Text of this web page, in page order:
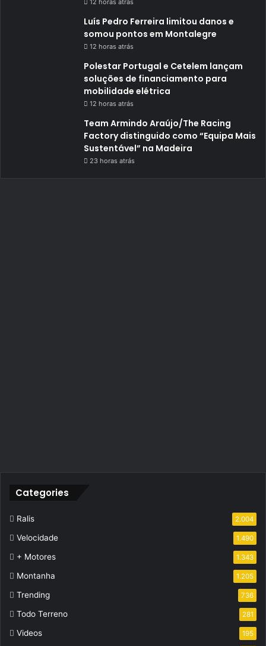
Luís Pedro Ferreira limitou danos e
somou pontos em Montalegre
12 horas atrás
Polestar Portugal e Cetelem lançam
soluções de financiamento para
mobilidade elétrica
12 horas atrás
Team Armindo Araújo/The Racing
Factory distinguido como “Equipa Mais
Sustentável” na Madeira
23 horas atrás
Categories
Ralis 2.004
Velocidade 1.490
+ Motores 1.343
Montanha 1.205
Trending 736
Todo Terreno 281
Videos 195